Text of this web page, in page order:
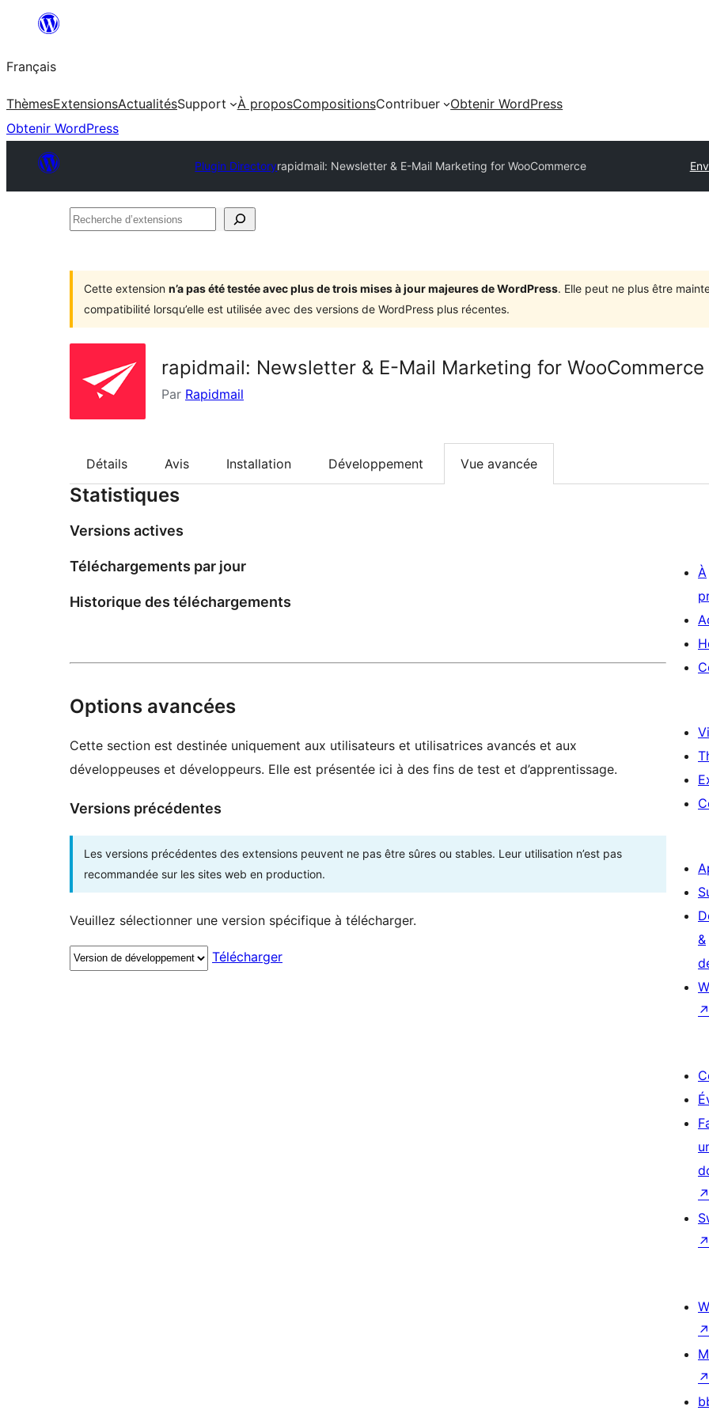
contenu
Français
ThèmesExtensionsActualitésSupport À proposCompositionsContribuer
Obtenir WordPress
Obtenir WordPress
Plugin Directoryrapidmail: Newsletter & E-Mail Marketing for WooCommerce
Recherche
Cette extension n’a pas été testée avec plus de trois mises à jour majeures de WordPress. Elle peut ne plus être
compatibilité lorsqu’elle est utilisée avec des versions de WordPress plus récentes.
rapidmail: Newsletter & E-Mail Marketing for WooCommerce
Par Rapidmail
Détails Avis Installation Développement Vue avancée
Statistiques
Versions actives
Téléchargements par jour
Historique des téléchargements
Options avancées
Cette section est destinée uniquement aux utilisateurs et utilisatrices avancés et aux
développeuses et développeurs. Elle est présentée ici à des fins de test et d’apprentissage.
Versions précédentes
Les versions précédentes des extensions peuvent ne pas être sûres ou stables. Leur utilisation n’est pas
recommandée sur les sites web en production.
Veuillez sélectionner une version spécifique à télécharger.
Télécharger
À
&
↗
↗
↗
↗
↗